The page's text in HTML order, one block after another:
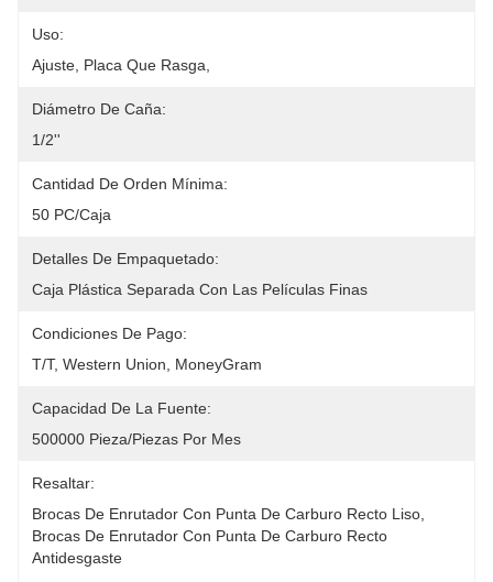
Uso:
Ajuste, Placa Que Rasga,
Diámetro De Caña:
1/2''
Cantidad De Orden Mínima:
50 PC/caja
Detalles De Empaquetado:
Caja Plástica Separada Con Las Películas Finas
Condiciones De Pago:
T/T, Western Union, MoneyGram
Capacidad De La Fuente:
500000 Pieza/piezas Por Mes
Resaltar:
Brocas De Enrutador Con Punta De Carburo Recto Liso
Brocas De Enrutador Con Punta De Carburo Recto
Antidesgaste